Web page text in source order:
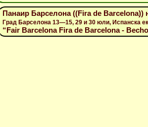
Панаир Барселона ((Fira de
Град Барселона 13—15, 29 и 30 юли, Испанска
“Fair Barcelona Fira de Barcelona -